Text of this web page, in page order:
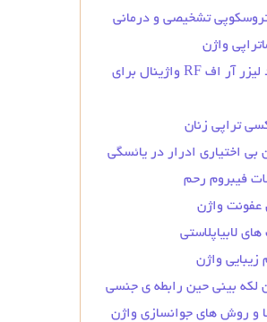
تشخیصی و درمانی
واژن
فواید لیزر آر اف RF واژینال برای
تراپی زنان
بی‌ اختیاری ادرار در یائسگی
فیبروم رحم
عفونت واژن
لابیاپلاستی
زیبایی واژن
لکه بینی حین رابطه ی جنسی
و روش های جوانسازی واژن